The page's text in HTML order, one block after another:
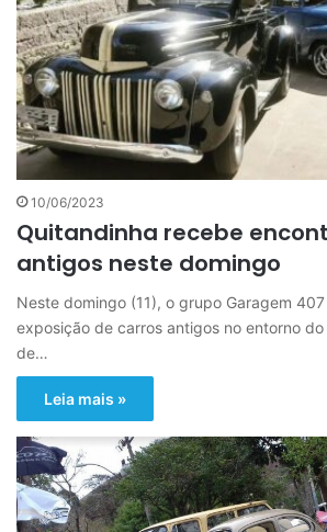
10/06/2023
Quitandinha recebe
antigos neste domingo
Neste domingo (11), o grupo Garagem
exposição de carros antigos no entorno
de…
Leia mais »